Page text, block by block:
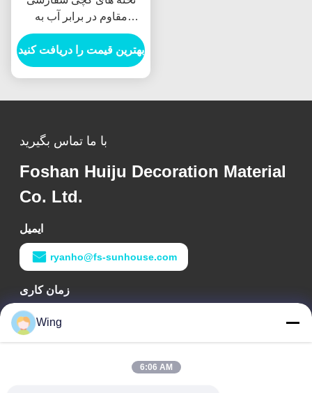
مقاوم در برابر آب به
ضخامت 12 میلی متر
بهترین قیمت را دریافت کنید
با ما تماس بگیرید
Foshan Huiju Decoration Material
Co. Ltd.
ایمیل
ryanho@fs-sunhouse.com
زمان کاری
9:00-18:00
آدرس ما
Wing
6:06 AM